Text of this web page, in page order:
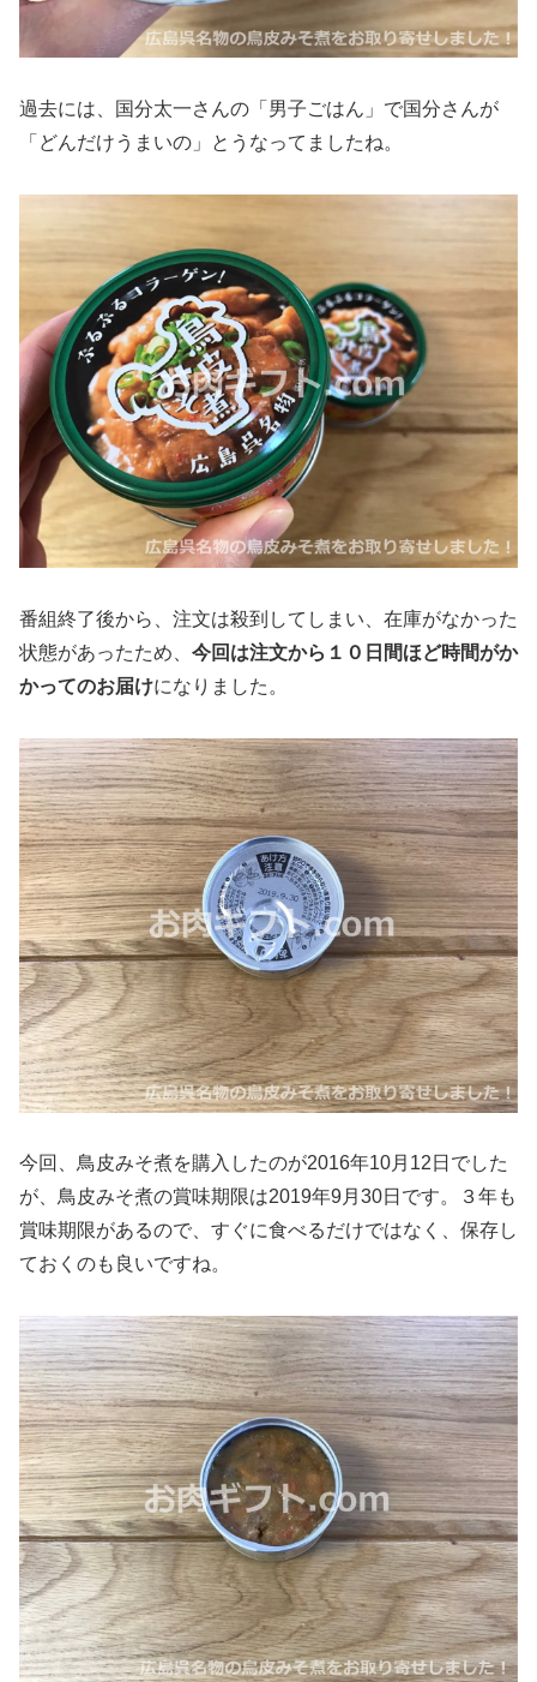
過去には、国分太一さんの「男子ごはん」で国分さんが
「どんだけうまいの」とうなってましたね。
番組終了後から、注文は殺到してしまい、在庫がなかった
状態があったため、 今回は注文から１０日間ほど時間がか
かってのお届けになりました。
今回、鳥皮みそ煮を購入したのが2016年10月12日でした
が、鳥皮みそ煮の賞味期限は2019年9月30日です。３年も
賞味期限があるので、すぐに食べるだけではなく、保存し
ておくのも良いですね。